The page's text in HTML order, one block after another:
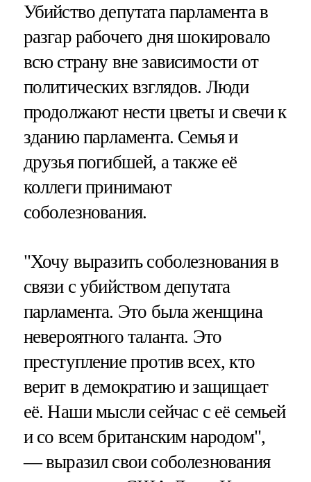
Убийство депутата парламента в
разгар рабочего дня шокировало
всю страну вне зависимости от
политических взглядов. Люди
продолжают нести цветы и свечи к
зданию парламента. Семья и
друзья погибшей, а также её
коллеги принимают
соболезнования.
"Хочу выразить соболезнования в
связи с убийством депутата
парламента. Это была женщина
невероятного таланта. Это
преступление против всех, кто
верит в демократию и защищает
её. Наши мысли сейчас с её семьей
и со всем британским народом",
— выразил свои соболезнования